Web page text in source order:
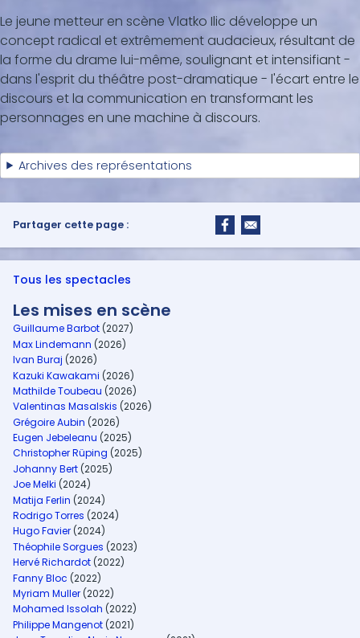
Le jeune metteur en scène Vlatko Ilic développe un
concept radical et extrêmement audacieux, résultant de
la forme du drame lui-même, soulignant et intensifiant -
dans l'esprit du théâtre post-dramatique - l'écart entre le
discours et la communication en transformant les
personnages en une machine à discours.
Archives des représentations
Partager cette page :
Tous les spectacles
Les mises en scène
Guillaume Barbot (2027)
Max Lindemann (2026)
Ivan Buraj (2026)
Kazuki Kawakami (2026)
Mathilde Toubeau (2026)
Valentinas Masalskis (2026)
Grégoire Aubin (2026)
Eugen Jebeleanu (2025)
Christopher Rüping (2025)
Johanny Bert (2025)
Joe Melki (2024)
Matija Ferlin (2024)
Rodrigo Torres (2024)
Hugo Favier (2024)
Théophile Sorgues (2023)
Hervé Richardot (2022)
Fanny Bloc (2022)
Myriam Muller (2022)
Mohamed Issolah (2022)
Philippe Mangenot (2021)